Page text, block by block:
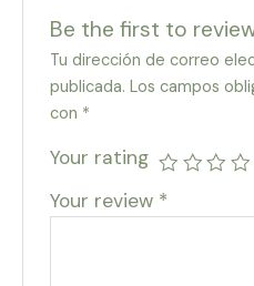
Be the first to review
Tu dirección de correo
publicada. Los campos
con *
Your rating
Your review *